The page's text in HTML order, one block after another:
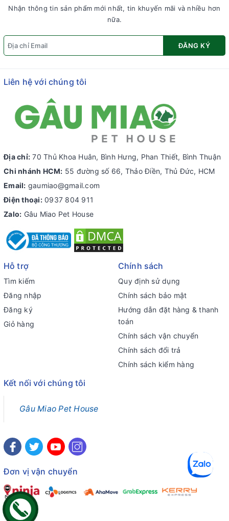
Nhận thông tin sản phẩm mới nhất, tin khuyến mãi và nhiều hơn
nữa.
ĐĂNG KÝ
Liên hệ với chúng tôi
Địa chỉ: 70 Thủ Khoa Huân, Bình Hưng, Phan Thiết, Bình Thuận
Chi nhánh HCM: 55 đường số 66, Thảo Điền, Thủ Đức, HCM
Email: gaumiao@gmail.com
Điện thoại: 0937 804 911
Zalo: Gâu Miao Pet House
Hỗ trợ
Tìm kiếm
Đăng nhập
Đăng ký
Giỏ hàng
Chính sách
Quy định sử dụng
Chính sách bảo mật
Hướng dẫn đặt hàng & thanh
toán
Chính sách vận chuyển
Chính sách đổi trả
Chính sách kiểm hàng
Kết nối với chúng tôi
Gâu Miao Pet House
Đơn vị vận chuyển